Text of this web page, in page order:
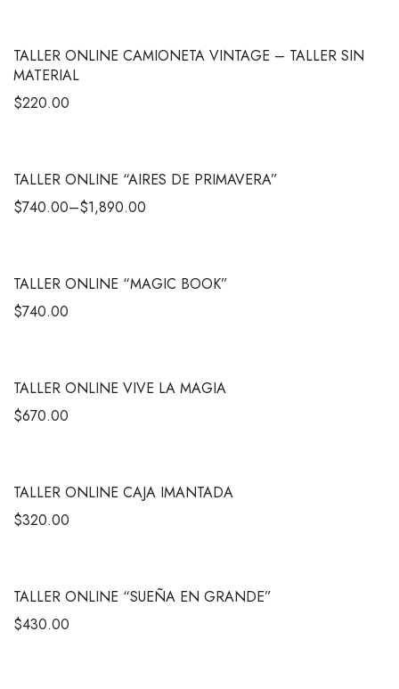
TALLER ONLINE CAMIONETA VINTAGE – TALLER SIN
MATERIAL
$220.00
TALLER ONLINE “AIRES DE PRIMAVERA”
$740.00–$1,890.00
TALLER ONLINE “MAGIC BOOK”
$740.00
TALLER ONLINE VIVE LA MAGIA
$670.00
TALLER ONLINE CAJA IMANTADA
$320.00
TALLER ONLINE “SUEÑA EN GRANDE”
$430.00